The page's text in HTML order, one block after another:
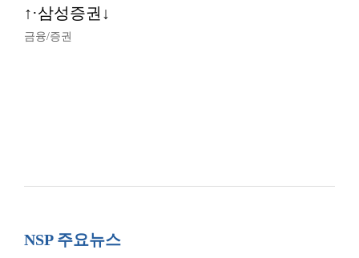
↑·삼성증권↓
금융/증권
NSP 주요뉴스